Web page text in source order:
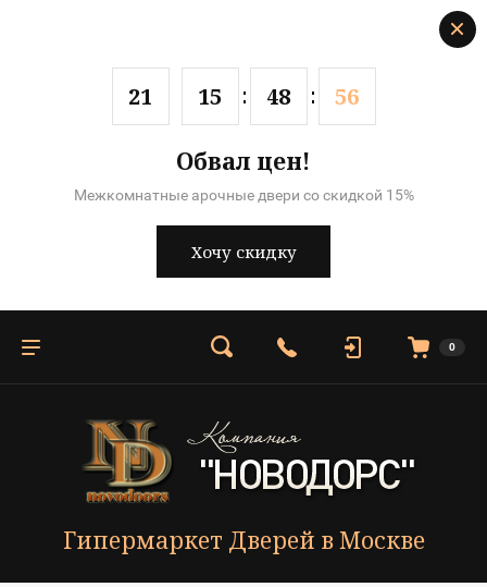
21 15 48 56
Обвал цен!
Межкомнатные арочные двери со скидкой 15%
Хочу скидку
0
Гипермаркет Дверей в Москве